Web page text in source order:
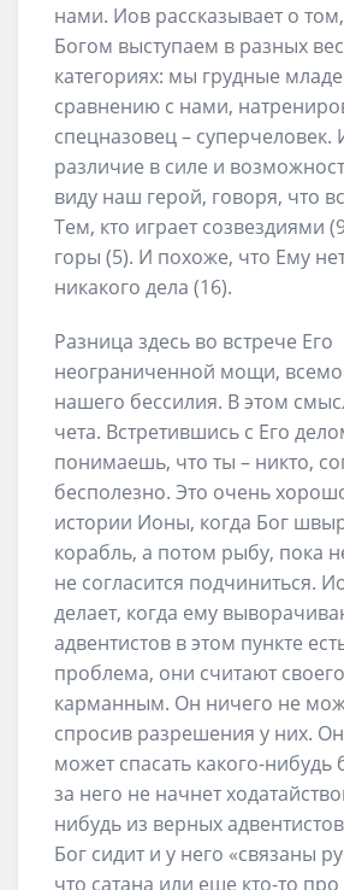
нами. Иов рассказывает о
Богом выступаем в разных
категориях: мы грудные
сравнению с нами,
спецназовец – суперчеловек.
различие в силе и
виду наш герой, говоря, что
Тем, кто играет созвездиями
горы (5). И похоже, что Ему
никакого дела (16).
Разница здесь во встрече Его
неограниченной мощи,
нашего бессилия. В этом
чета. Встретившись с Его
понимаешь, что ты – никто,
бесполезно. Это очень
истории Ионы, когда Бог
корабль, а потом рыбу, пока
не согласится подчиниться.
делает, когда ему
адвентистов в этом пункте
проблема, они считают
карманным. Он ничего не
спросив разрешения у них.
может спасать какого-нибудь
за него не начнет
нибудь из верных
Бог сидит и у него «связаны
что сатана или еще кто-то